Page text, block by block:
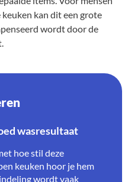
kan dit een grote
wordt door de
wasresultaat
hoe stil deze
keuken hoor je hem
wordt vaak